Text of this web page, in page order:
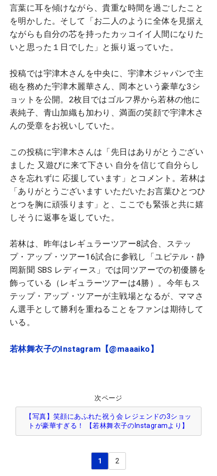
言葉に耳を傾けながら、貴重な時間を過ごしたこと
を明かした。そして「お二人のように全体を見据え
ながらも自分の芯を持ったカッコイイ人間になりた
いと思った１日でした」と振り返っていた。
投稿では宇津木さんを中央に、宇津木ジャパンで主
砲を務めた宇津木麗華さん、岡本という豪華な3シ
ョットを公開。2枚目ではゴルフ界から若林の他に
表純子、青山加織も加わり、満面の笑顔で宇津木さ
んの受章をお祝いしていた。
この投稿に宇津木さんは「先日はありがとうござい
ました 又遊びに来て下さい 自分を信じて自分らし
さを忘れずに 応援しています」とコメント。若林は
「ありがとうございます いただいたお言葉ひとつひ
とつを胸に頑張ります」と、ここでも緊張と共に嬉
しそうに返事を返していた。
若林は、昨年はレギュラーツアー8試合、ステッ
プ・アップ・ツアー16試合に参戦し「ユピテル・静
岡新聞 SBS レディース」では同ツアーでの初優勝を
飾っている（レギュラーツアーは4勝）。今年もス
テップ・アップ・ツアーが主戦場となるが、ママさ
ん選手として勝利を重ねることをファンは期待して
いる。
若林舞衣子のInstagram【@maaaiko】
次ページ
【写真】笑顔にあふれた祝う会 レジェンドの3ショッ
トが豪華すぎる！ 【若林舞衣子のInstagramより】
1 2